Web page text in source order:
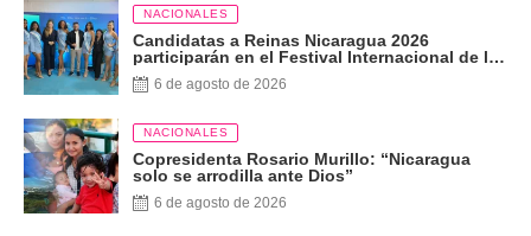
NACIONALES
Candidatas a Reinas Nicaragua 2026
participarán en el Festival Internacional de las
Artes, Cultura y Gastronomía
6 de agosto de 2026
NACIONALES
Copresidenta Rosario Murillo: “Nicaragua
solo se arrodilla ante Dios”
6 de agosto de 2026